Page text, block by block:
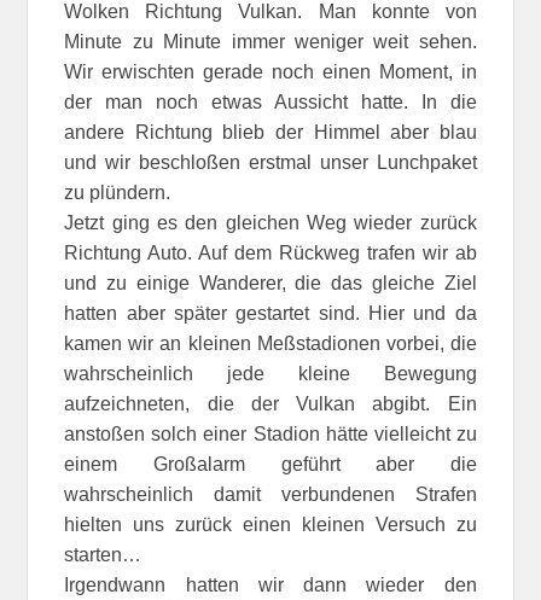
Wolken Richtung Vulkan. Man konnte von
Minute zu Minute immer weniger weit sehen.
Wir erwischten gerade noch einen Moment, in
der man noch etwas Aussicht hatte. In die
andere Richtung blieb der Himmel aber blau
und wir beschloßen erstmal unser Lunchpaket
zu plündern.
Jetzt ging es den gleichen Weg wieder zurück
Richtung Auto. Auf dem Rückweg trafen wir ab
und zu einige Wanderer, die das gleiche Ziel
hatten aber später gestartet sind. Hier und da
kamen wir an kleinen Meßstadionen vorbei, die
wahrscheinlich jede kleine Bewegung
aufzeichneten, die der Vulkan abgibt. Ein
anstoßen solch einer Stadion hätte vielleicht zu
einem Großalarm geführt aber die
wahrscheinlich damit verbundenen Strafen
hielten uns zurück einen kleinen Versuch zu
starten…
Irgendwann hatten wir dann wieder den